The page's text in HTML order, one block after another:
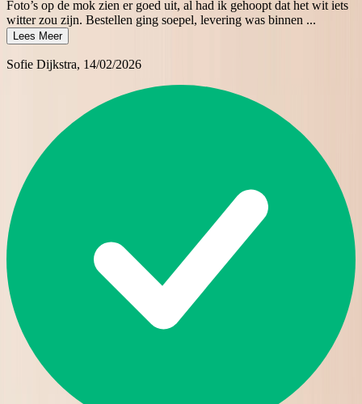
Foto’s op de mok zien er goed uit, al had ik gehoopt dat het wit iets
witter zou zijn. Bestellen ging soepel, levering was binnen ...
Lees Meer
Sofie Dijkstra, 14/02/2026